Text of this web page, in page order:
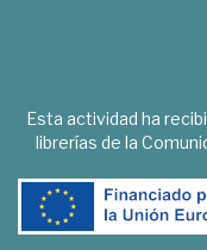
Esta actividad ha
librerías de la